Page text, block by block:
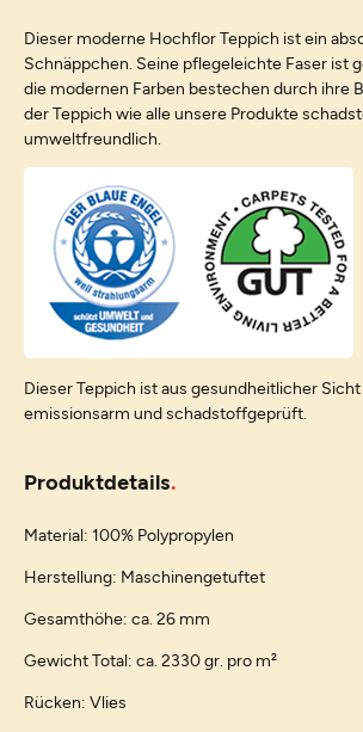
Dieser moderne Hochflor Teppich ist ein
Schnäppchen. Seine pflegeleichte Faser ist
die modernen Farben bestechen durch ihre
der Teppich wie alle unsere Produkte
umweltfreundlich.
Dieser Teppich ist aus gesundheitlicher Sicht
emissionsarm und schadstoffgeprüft.
Produktdetails
Material: 100% Polypropylen
Herstellung: Maschinengetuftet
Gesamthöhe: ca. 26 mm
Gewicht Total: ca. 2330 gr. pro m²
Rücken: Vlies